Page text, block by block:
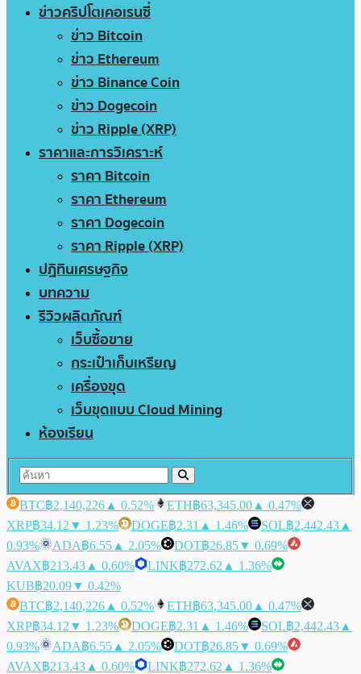
ข่าวคริปโตเคอเรนซี่
ข่าว Bitcoin
ข่าว Ethereum
ข่าว Binance Coin
ข่าว Dogecoin
ข่าว Ripple (XRP)
ราคาและการวิเคราะห์
ราคา Bitcoin
ราคา Ethereum
ราคา Dogecoin
ราคา Ripple (XRP)
ปฏิทินเศรษฐกิจ
บทความ
รีวิวผลิตภัณฑ์
เว็บซื้อขาย
กระเป๋าเก็บเหรียญ
เครื่องขุด
เว็บขุดแบบ Cloud Mining
ห้องเรียน
BTC฿2,140,226 ▲ 0.52% ETH฿63,345.00 ▲ 0.47%
XRP฿34.12 ▼ 1.23% DOGE฿2.31 ▲ 1.46% SOL฿2,442.43 ▲
0.93%
ADA฿6.55 ▲ 2.05% DOT฿26.85▼ 0.69%
AVAX฿213.43 ▲ 0.60% LINK฿272.62 ▲ 1.36%
KUB฿20.09▼ 0.42%
BTC฿2,140,226 ▲ 0.52% ETH฿63,345.00 ▲ 0.47%
XRP฿34.12 ▼ 1.23% DOGE฿2.31 ▲ 1.46% SOL฿2,442.43 ▲
0.93%
ADA฿6.55 ▲ 2.05% DOT฿26.85▼ 0.69%
AVAX฿213.43 ▲ 0.60% LINK฿272.62 ▲ 1.36%